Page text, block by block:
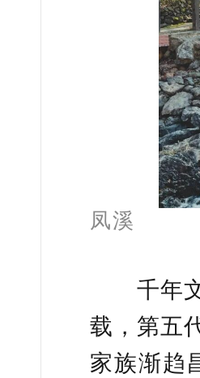
凤溪
千年文
载，第五
家族渐趋